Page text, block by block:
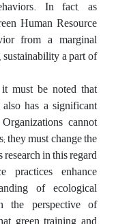
In fact, as
Human Resource
from a marginal
a part of
must be noted that
has a significant
cannot
they must change the
in this regard
practices enhance
of ecological
the perspective of